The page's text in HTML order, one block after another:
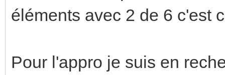
éléments avec 2 de 6 c'est
Pour l'appro je suis en